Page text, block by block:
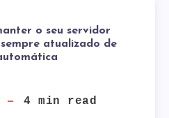
o seu servidor
atualizado de
4 min read